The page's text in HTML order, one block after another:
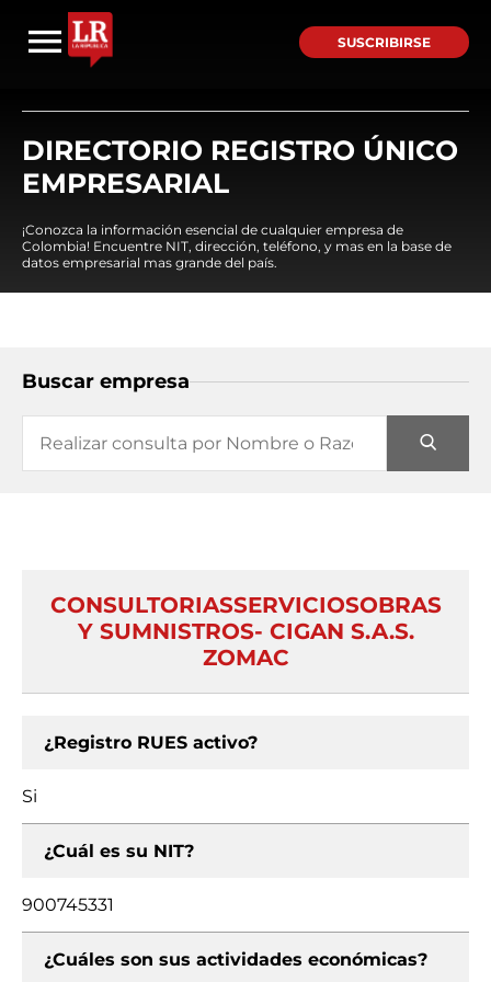
SUSCRIBIRSE
DIRECTORIO REGISTRO ÚNICO
EMPRESARIAL
¡Conozca la información esencial de cualquier empresa de
Colombia! Encuentre NIT, dirección, teléfono, y mas en la base de
datos empresarial mas grande del país.
Buscar empresa
CONSULTORIASSERVICIOSOBRAS
Y SUMNISTROS- CIGAN S.A.S.
ZOMAC
¿Registro RUES activo?
Si
¿Cuál es su NIT?
900745331
¿Cuáles son sus actividades económicas?